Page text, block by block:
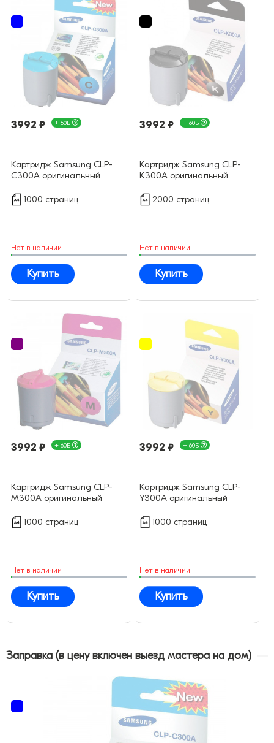
3992 ₽ + 60Б
Картридж Samsung CLP-
C300A оригинальный
1000 страниц
Нет в наличии
Купить
3992 ₽ + 60Б
Картридж Samsung CLP-
K300A оригинальный
2000 страниц
Нет в наличии
Купить
3992 ₽ + 60Б
Картридж Samsung CLP-
M300A оригинальный
1000 страниц
Нет в наличии
Купить
3992 ₽ + 60Б
Картридж Samsung CLP-
Y300A оригинальный
1000 страниц
Нет в наличии
Купить
Заправка (в цену включен выезд мастера на дом)